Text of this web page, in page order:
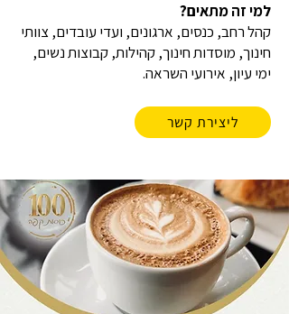
למי זה מתאים?
קהל רחב, כנסים, ארגונים, ועדי עובדים, צוותי
חינוך, מוסדות חינוך, קהילות, קבוצות נשים,
ימי עיון, אירועי השראה.
ליצירת קשר